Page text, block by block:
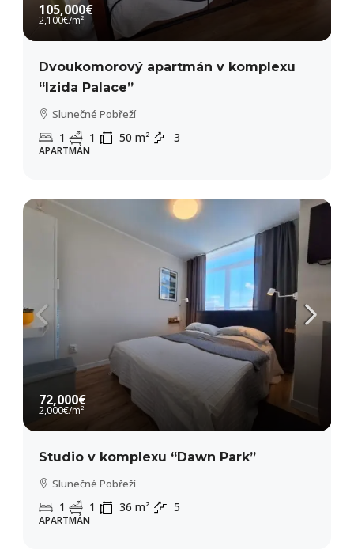
105,000€
2,100€/m²
Dvoukomorový apartmán v komplexu
“Izida Palace”
Slunečné Pobřeží
1 1 50 m² 3
APARTMÁN
72,000€
2,000€/m²
Studio v komplexu “Dawn Park”
Slunečné Pobřeží
1 1 36 m² 5
APARTMÁN